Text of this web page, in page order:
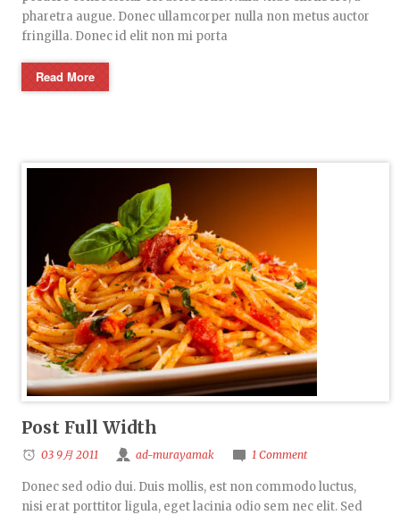
pharetra augue. Donec ullamcorper nulla non metus auctor
fringilla. Donec id elit non mi porta
Read More
Post Full Width
03 9月 2011 ad-murayamak 1 Comment
Donec sed odio dui. Duis mollis, est non commodo luctus,
nisi erat porttitor ligula, eget lacinia odio sem nec elit. Sed